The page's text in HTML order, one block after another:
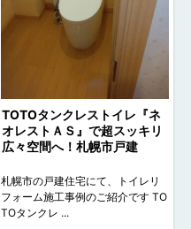
TOTOタンクレストイレ『ネ
オレストＡＳ』で超スッキリ
広々空間へ！札幌市戸建
札幌市の戸建住宅にて、トイレリ
フォーム施工事例のご紹介です TO
TOタンクレ ...